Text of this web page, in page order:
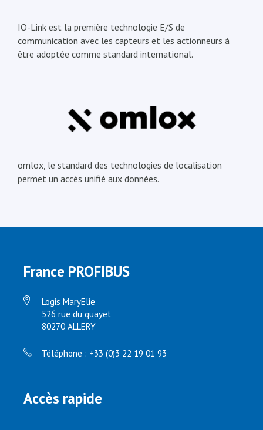
IO-Link est la première technologie E/S de
communication avec les capteurs et les actionneurs à
être adoptée comme standard international.
omlox, le standard des technologies de localisation
permet un accès unifié aux données.
France PROFIBUS
Logis MaryElie
526 rue du quayet
80270 ALLERY
Téléphone : +33 (0)3 22 19 01 93
Accès rapide